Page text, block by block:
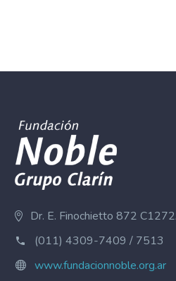
Dr. E. Finochietto 872
(011) 4309-7409 / 7513
www.fundacionnoble.org.ar